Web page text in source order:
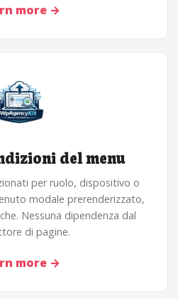
more→
del menu
per ruolo, dispositivo o
modale prerenderizzato,
Nessuna dipendenza dal
di pagine.
more→